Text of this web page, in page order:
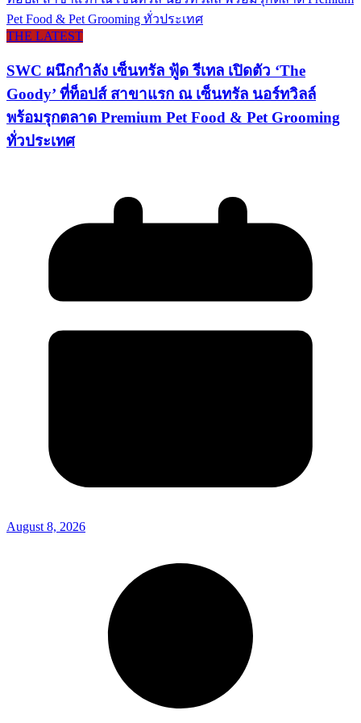
THE LATEST
SWC ผนึกกำลัง เซ็นทรัล ฟู้ด รีเทล เปิดตัว ‘The
Goody’ ที่ท็อปส์ สาขาแรก ณ เซ็นทรัล นอร์ทวิลล์
พร้อมรุกตลาด Premium Pet Food & Pet Grooming
ทั่วประเทศ
August 8, 2026